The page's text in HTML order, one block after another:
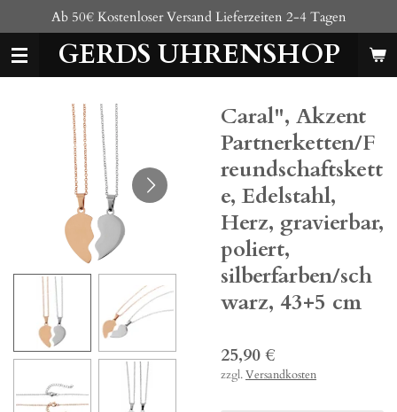
Hauptinhalt
springenGERDS UHRENSHOP
Ab 50€ Kostenloser Versand Lieferzeiten 2-4 Tagen
Caral", Akzent
Partnerketten/F
reundschaftskett
e, Edelstahl,
Herz, gravierbar,
poliert,
silberfarben/sch
warz, 43+5 cm
25,90 €
zzgl.Versandkosten